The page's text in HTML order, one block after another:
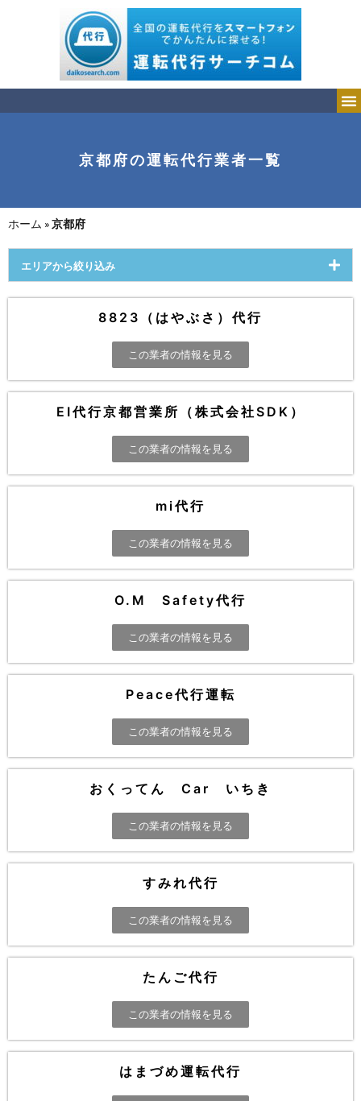
京都府の運転代行業者一覧
ホーム »京都府
エリアから絞り込み
8823（はやぶさ）代行
この業者の情報を見る
EI代行京都営業所（株式会社SDK）
この業者の情報を見る
mi代行
この業者の情報を見る
O.M Safety代行
この業者の情報を見る
Peace代行運転
この業者の情報を見る
おくってん Car いちき
この業者の情報を見る
すみれ代行
この業者の情報を見る
たんご代行
この業者の情報を見る
はまづめ運転代行